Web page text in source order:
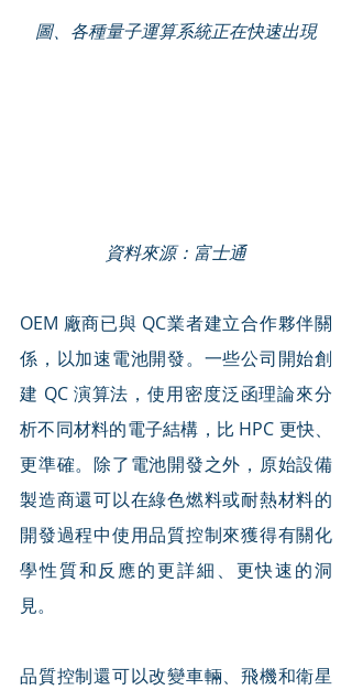
圖、各種量子運算系統正在快速出現
資料來源：富士通
OEM 廠商已與 QC業者建立合作夥伴關
係，以加速電池開發。一些公司開始創
建 QC 演算法，使用密度泛函理論來分
析不同材料的電子結構，比 HPC 更快、
更準確。除了電池開發之外，原始設備
製造商還可以在綠色燃料或耐熱材料的
開發過程中使用品質控制來獲得有關化
學性質和反應的更詳細、更快速的洞
見。
品質控制還可以改變車輛、飛機和衛星